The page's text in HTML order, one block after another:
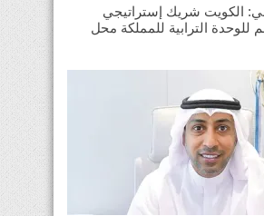
الكويت شريك إستراتيجي
للوحدة الترابية للمملكة محل